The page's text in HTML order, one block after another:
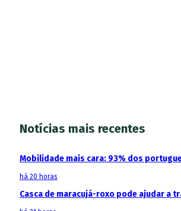
Notícias mais recentes
Mobilidade mais cara: 93% dos
há 20 horas
Casca de maracujá-roxo pode ajudar a